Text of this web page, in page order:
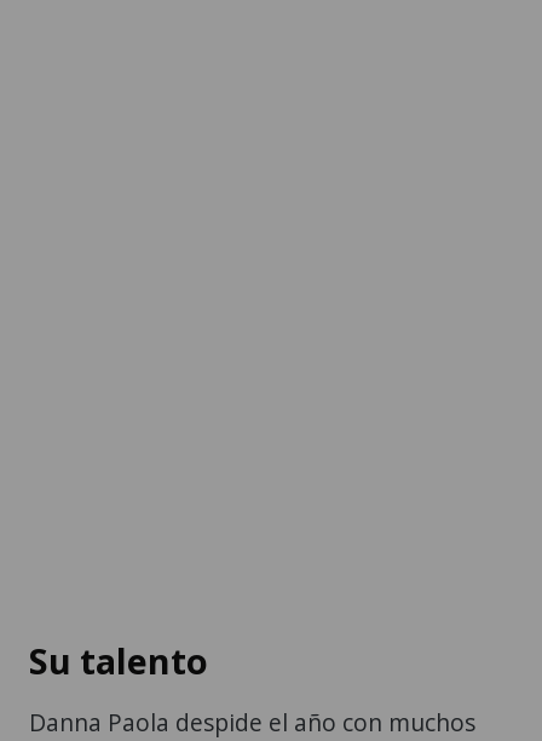
Su talento
Danna Paola despide el año con muchos